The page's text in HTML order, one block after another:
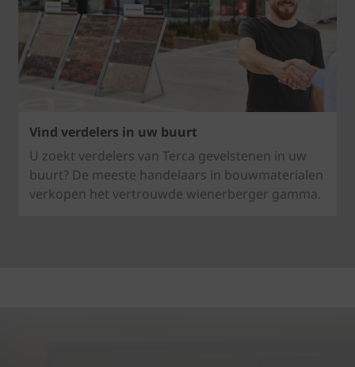
Vind verdelers in uw buurt
U zoekt verdelers van Terca gevelstenen in uw
buurt? De meeste handelaars in bouwmaterialen
verkopen het vertrouwde wienerberger gamma.